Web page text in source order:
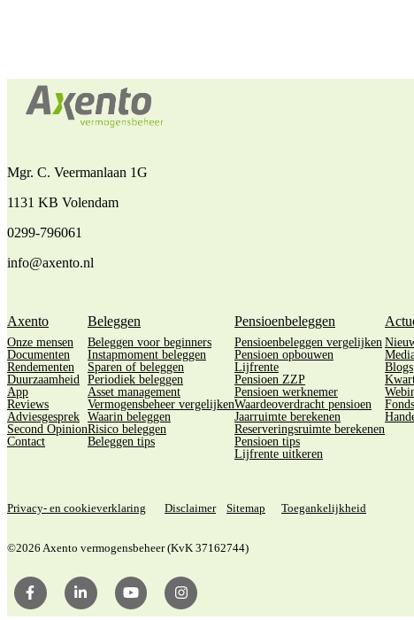
Mgr. C. Veermanlaan 1G
1131 KB Volendam
0299-796061
info@axento.nl
Axento
Onze mensen
Documenten
Rendementen
Duurzaamheid
App
Reviews
Adviesgesprek
Second Opinion
Contact
Beleggen
Beleggen voor beginners
Instapmoment beleggen
Sparen of beleggen
Periodiek beleggen
Asset management
Vermogensbeheer vergelijken
Waarin beleggen
Risico beleggen
Beleggen tips
Pensioenbeleggen
Pensioenbeleggen vergelijken
Pensioen opbouwen
Lijfrente
Pensioen ZZP
Pensioen werknemer
Waardeoverdracht pensioen
Jaarruimte berekenen
Reserveringsruimte berekenen
Pensioen tips
Lijfrente uitkeren
Blogs
Privacy- en cookieverklaring Disclaimer Sitemap Toegankelijkheid
©2026 Axento vermogensbeheer (KvK 37162744)